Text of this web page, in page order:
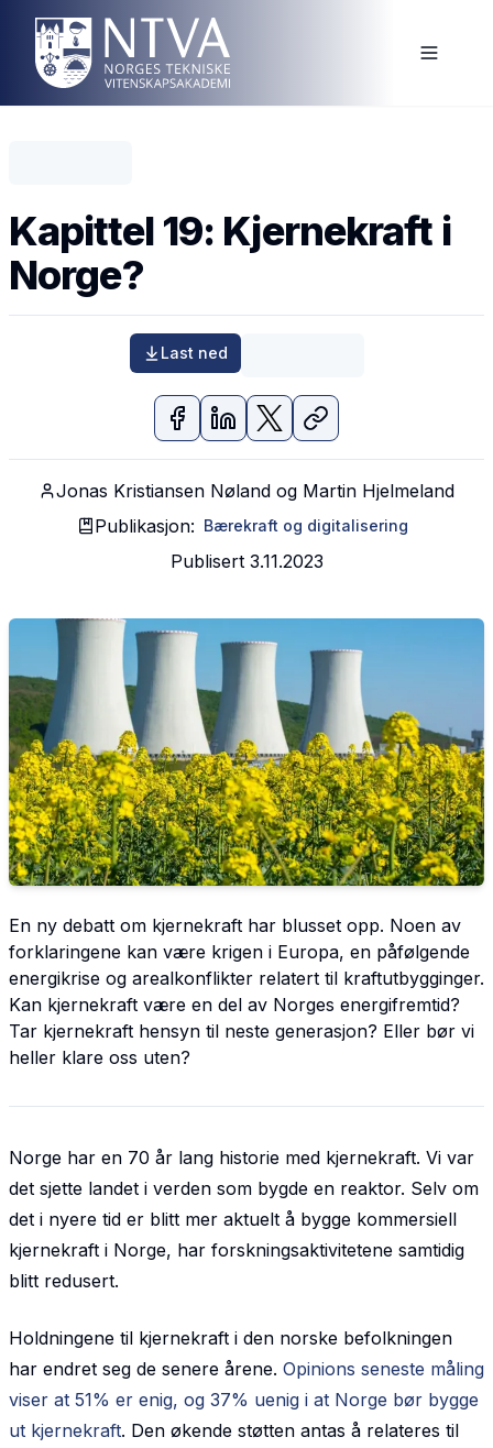
Kapittel 19: Kjernekraft i
Norge?
Last ned
Jonas Kristiansen Nøland og Martin Hjelmeland
Publikasjon: Bærekraft og digitalisering
Publisert 3.11.2023
En ny debatt om kjernekraft har blusset opp. Noen av
forklaringene kan være krigen i Europa, en påfølgende
energikrise og arealkonflikter relatert til kraftutbygginger.
Kan kjernekraft være en del av Norges energifremtid?
Tar kjernekraft hensyn til neste generasjon? Eller bør vi
heller klare oss uten?
Norge har en 70 år lang historie med kjernekraft. Vi var
det sjette landet i verden som bygde en reaktor. Selv om
det i nyere tid er blitt mer aktuelt å bygge kommersiell
kjernekraft i Norge, har forskningsaktivitetene samtidig
blitt redusert.
Holdningene til kjernekraft i den norske befolkningen
har endret seg de senere årene. Opinions seneste måling
viser at 51% er enig, og 37% uenig i at Norge bør bygge
ut kjernekraft. Den økende støtten antas å relateres til